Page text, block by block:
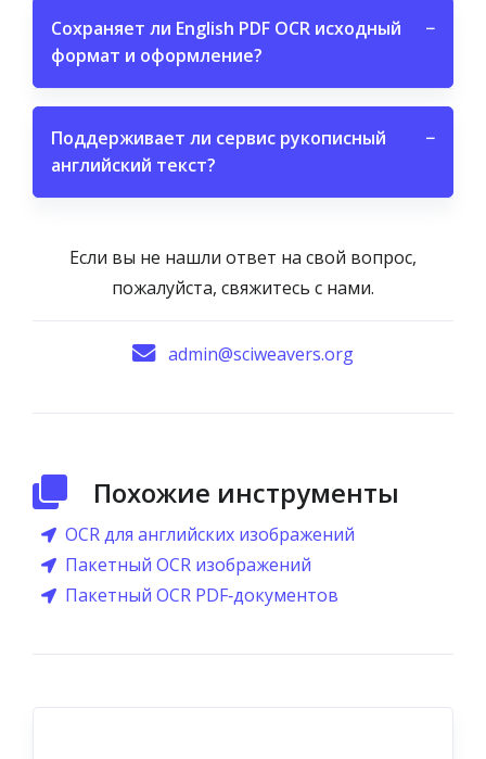
Сохраняет ли English PDF OCR исходный
формат и оформление?
−
Поддерживает ли сервис рукописный
английский текст?
−
Если вы не нашли ответ на свой вопрос,
пожалуйста, свяжитесь с нами.
admin@sciweavers.org
Похожие инструменты
OCR для английских изображений
Пакетный OCR изображений
Пакетный OCR PDF‑документов